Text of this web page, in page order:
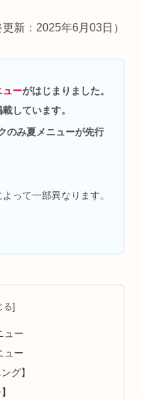
更新：2025年6月03日）
ューがはじまりました。
しています。
のみ夏メニューが先行
って一部異なります。
ュー
ュー
グ】